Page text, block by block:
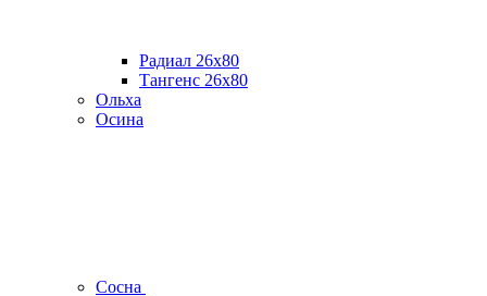
Радиал 26х80
Тангенс 26х80
Ольха
Осина
Сосна